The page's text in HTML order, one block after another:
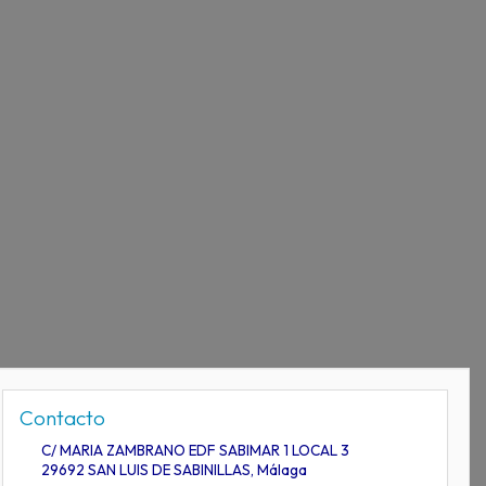
Contacto
C/ MARIA ZAMBRANO EDF SABIMAR 1 LOCAL 3
29692 SAN LUIS DE SABINILLAS, Málaga